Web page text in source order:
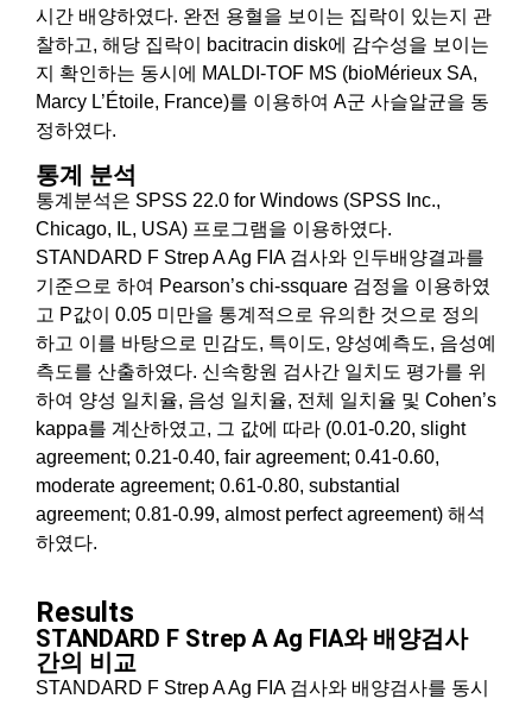
시간 배양하였다. 완전 용혈을 보이는 집락이 있는지 관
찰하고, 해당 집락이 bacitracin disk에 감수성을 보이는
지 확인하는 동시에 MALDI-TOF MS (bioMérieux SA,
Marcy L’Étoile, France)를 이용하여 A군 사슬알균을 동
정하였다.
통계 분석
통계분석은 SPSS 22.0 for Windows (SPSS Inc.,
Chicago, IL, USA) 프로그램을 이용하였다.
STANDARD F Strep A Ag FIA 검사와 인두배양결과를
기준으로 하여 Pearson’s chi-ssquare 검정을 이용하였
고 P값이 0.05 미만을 통계적으로 유의한 것으로 정의
하고 이를 바탕으로 민감도, 특이도, 양성예측도, 음성예
측도를 산출하였다. 신속항원 검사간 일치도 평가를 위
하여 양성 일치율, 음성 일치율, 전체 일치율 및 Cohen’s
kappa를 계산하였고, 그 값에 따라 (0.01-0.20, slight
agreement; 0.21-0.40, fair agreement; 0.41-0.60,
moderate agreement; 0.61-0.80, substantial
agreement; 0.81-0.99, almost perfect agreement) 해석
하였다.
Results
STANDARD F Strep A Ag FIA와 배양검사
간의 비교
STANDARD F Strep A Ag FIA 검사와 배양검사를 동시